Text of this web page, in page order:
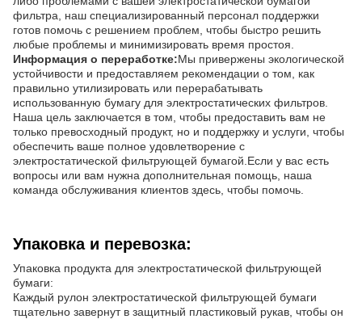
фильтра, наш специализированный персонал поддержки
готов помочь с решением проблем, чтобы быстро решить
любые проблемы и минимизировать время простоя.
Информация о переработке:Мы привержены экологической
устойчивости и предоставляем рекомендации о том, как
правильно утилизировать или перерабатывать
использованную бумагу для электростатических фильтров.
Наша цель заключается в том, чтобы предоставить вам не
только превосходный продукт, но и поддержку и услуги, чтобы
обеспечить ваше полное удовлетворение с
электростатической фильтрующей бумагой.Если у вас есть
вопросы или вам нужна дополнительная помощь, наша
команда обслуживания клиентов здесь, чтобы помочь.
Упаковка и перевозка:
Упаковка продукта для электростатической фильтрующей
бумаги:
Каждый рулон электростатической фильтрующей бумаги
тщательно завернут в защитный пластиковый рукав, чтобы он